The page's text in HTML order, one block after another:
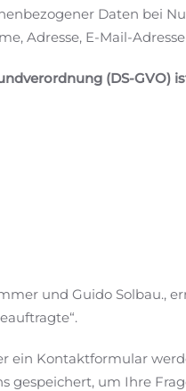
Daten bei
Adresse, E-Mail-
(DS-GVO)
und Guido Solbau.,
ein Kontaktformular
gespeichert, um Ihre